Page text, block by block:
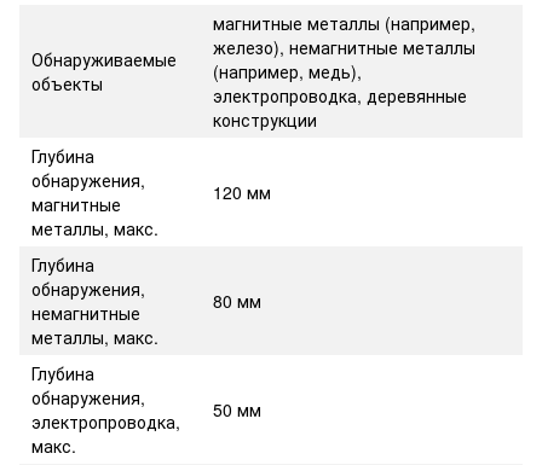
Обнаруживаемые
объекты
магнитные металлы (например,
железо), немагнитные металлы
(например, медь),
электропроводка, деревянные
конструкции
Глубина
обнаружения,
магнитные
металлы, макс.
120 мм
Глубина
обнаружения,
немагнитные
металлы, макс.
80 мм
Глубина
обнаружения,
электропроводка,
макс.
50 мм